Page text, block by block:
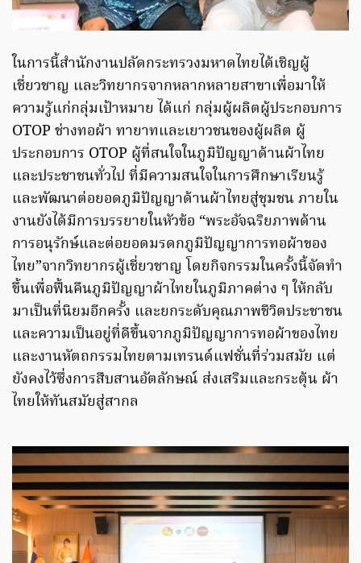
ในการนี้สำนักงานปลัดกระทรวงมหาดไทยได้เชิญผู้
เชี่ยวชาญ และวิทยากรจากหลากหลายสาขาเพื่อมาให้
ความรู้แก่กลุ่มเป้าหมาย ได้แก่ กลุ่มผู้ผลิตผู้ประกอบการ
OTOP ช่างทอผ้า ทายาทและเยาวชนของผู้ผลิต ผู้
ประกอบการ OTOP ผู้ที่สนใจในภูมิปัญญาด้านผ้าไทย
และประชาชนทั่วไป ที่มีความสนใจในการศึกษาเรียนรู้
และพัฒนาต่อยอดภูมิปัญญาด้านผ้าไทยสู่ชุมชน ภายใน
งานยังได้มีการบรรยายในหัวข้อ “พระอัจฉริยภาพด้าน
การอนุรักษ์และต่อยอดมรดกภูมิปัญญาการทอผ้าของ
ไทย”จากวิทยากรผู้เชี่ยวชาญ โดยกิจกรรมในครั้งนี้จัดทำ
ขึ้นเพื่อฟื้นคืนภูมิปัญญาผ้าไทยในภูมิภาคต่าง ๆ ให้กลับ
มาเป็นที่นิยมอีกครั้ง และยกระดับคุณภาพชีวิตประชาชน
และความเป็นอยู่ที่ดีขึ้นจากภูมิปัญญาการทอผ้าของไทย
และงานหัตถกรรมไทยตามเทรนด์แฟชั่นที่ร่วมสมัย แต่
ยังคงไว้ซึ่งการสืบสานอัตลักษณ์ ส่งเสริมและกระตุ้น ผ้า
ไทยให้ทันสมัยสู่สากล